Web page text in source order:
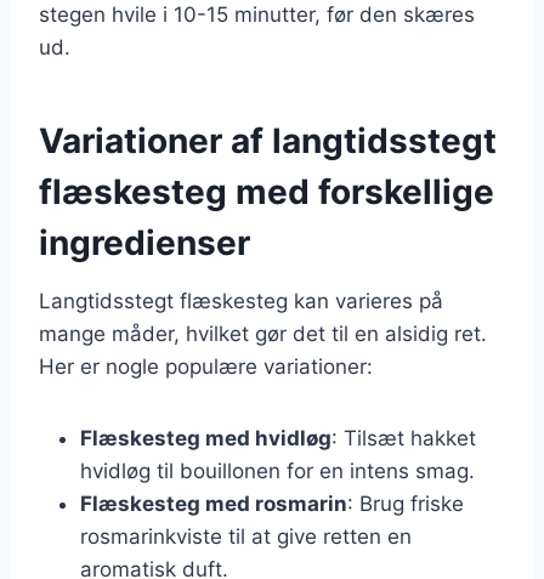
stegen hvile i 10-15 minutter, før den skæres
ud.
Variationer af langtidsstegt
flæskesteg med forskellige
ingredienser
Langtidsstegt flæskesteg kan varieres på
mange måder, hvilket gør det til en alsidig ret.
Her er nogle populære variationer:
Flæskesteg med hvidløg: Tilsæt hakket
hvidløg til bouillonen for en intens smag.
Flæskesteg med rosmarin: Brug friske
rosmarinkviste til at give retten en
aromatisk duft.